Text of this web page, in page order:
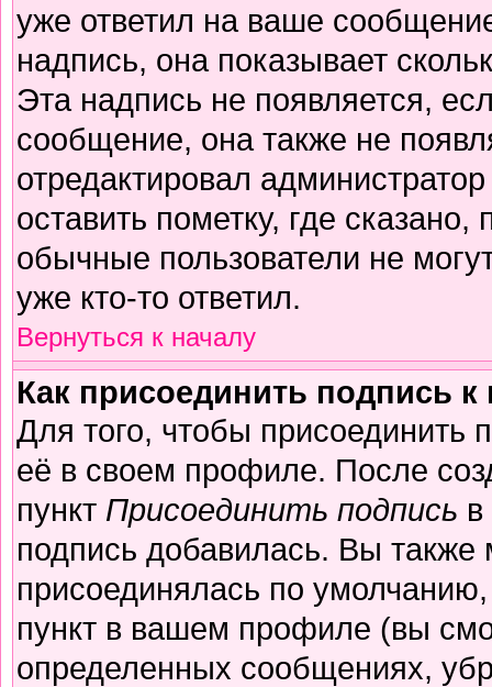
уже ответил на ваше
надпись, она показывает
Эта надпись не появляется,
сообщение, она также не
отредактировал
оставить пометку, где
обычные пользователи не
уже кто-то ответил.
Вернуться к началу
Как присоединить подпись
Для того, чтобы присоединить
её в своем профиле. После
пункт Присоединить подпись
подпись добавилась. Вы также
присоединялась по
пункт в вашем профиле (вы
определенных сообщениях,